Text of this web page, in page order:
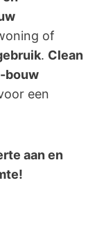
of
. Clean
bouw
een
aan en